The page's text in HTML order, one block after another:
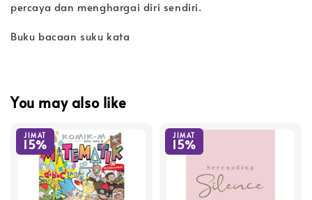
percaya dan menghargai diri sendiri.
Buku bacaan suku kata
You may also like
JIMAT
15%
JIMAT
15%